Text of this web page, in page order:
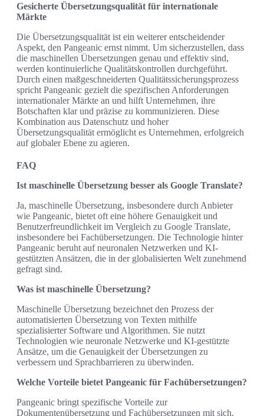
Gesicherte Übersetzungsqualität für internationale
Märkte
Die Übersetzungsqualität ist ein weiterer entscheidender
Aspekt, den Pangeanic ernst nimmt. Um sicherzustellen, dass
die maschinellen Übersetzungen genau und effektiv sind,
werden kontinuierliche Qualitätskontrollen durchgeführt.
Durch einen maßgeschneiderten Qualitätssicherungsprozess
spricht Pangeanic gezielt die spezifischen Anforderungen
internationaler Märkte an und hilft Unternehmen, ihre
Botschaften klar und präzise zu kommunizieren. Diese
Kombination aus Datenschutz und hoher
Übersetzungsqualität ermöglicht es Unternehmen, erfolgreich
auf globaler Ebene zu agieren.
FAQ
Ist maschinelle Übersetzung besser als Google Translate?
Ja, maschinelle Übersetzung, insbesondere durch Anbieter
wie Pangeanic, bietet oft eine höhere Genauigkeit und
Benutzerfreundlichkeit im Vergleich zu Google Translate,
insbesondere bei Fachübersetzungen. Die Technologie hinter
Pangeanic beruht auf neuronalen Netzwerken und KI-
gestützten Ansätzen, die in der globalisierten Welt zunehmend
gefragt sind.
Was ist maschinelle Übersetzung?
Maschinelle Übersetzung bezeichnet den Prozess der
automatisierten Übersetzung von Texten mithilfe
spezialisierter Software und Algorithmen. Sie nutzt
Technologien wie neuronale Netzwerke und KI-gestützte
Ansätze, um die Genauigkeit der Übersetzungen zu
verbessern und Sprachbarrieren zu überwinden.
Welche Vorteile bietet Pangeanic für Fachübersetzungen?
Pangeanic bringt spezifische Vorteile zur
Dokumentenübersetzung und Fachübersetzungen mit sich.